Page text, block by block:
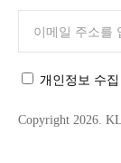
C
C
개인정보 수
Copyright 2026.